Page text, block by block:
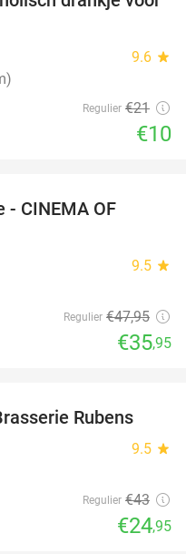
52%
9.6 star
Regulier €21
€10
- CINEMA OF
9.5 star
Regulier €47,95
€35,95
42%
Rubens
9.5 star
Regulier €43
€24,95